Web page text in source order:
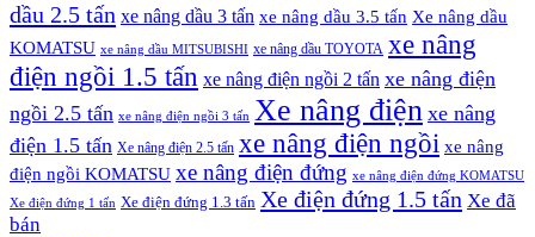
dầu 2.5 tấn xe nâng dầu 3 tấn xe nâng dầu 3.5 tấn Xe nâng dầu
KOMATSU xe nâng dầu MITSUBISHI xe nâng dầu TOYOTA xe nâng
điện ngồi 1.5 tấn xe nâng điện ngồi 2 tấn xe nâng điện
ngồi 2.5 tấn xe nâng điện ngồi 3 tấn Xe nâng điện xe nâng
điện 1.5 tấn Xe nâng điện 2.5 tấn xe nâng điện ngồi xe nâng
điện ngồi KOMATSU xe nâng điện đứng xe nâng điện đứng KOMATSU
Xe điện đứng 1 tấn Xe điện đứng 1.3 tấn Xe điện đứng 1.5 tấn Xe đã
bán